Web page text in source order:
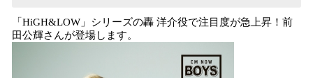
「HiGH&LOW」シリーズの轟 洋介役で注目度が急上昇！前
田公輝さんが登場します。